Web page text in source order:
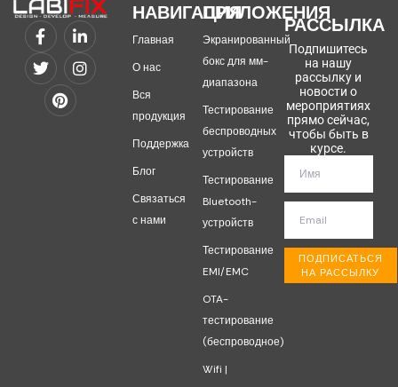
НАВИГАЦИЯ
Главная
О нас
Вся
продукция
Поддержка
Блог
Связаться
с нами
ПРИЛОЖЕНИЯ
Экранированный
бокс для мм-
диапазона
Тестирование
беспроводных
устройств
Тестирование
Bluetooth-
устройств
Тестирование
EMI/EMC
OTA-
тестирование
(беспроводное)
Wifi |
РАССЫЛКА
Подпишитесь
на нашу
рассылку и
новости о
мероприятиях
прямо сейчас,
чтобы быть в
курсе.
ПОДПИСАТЬСЯ
НА РАССЫЛКУ